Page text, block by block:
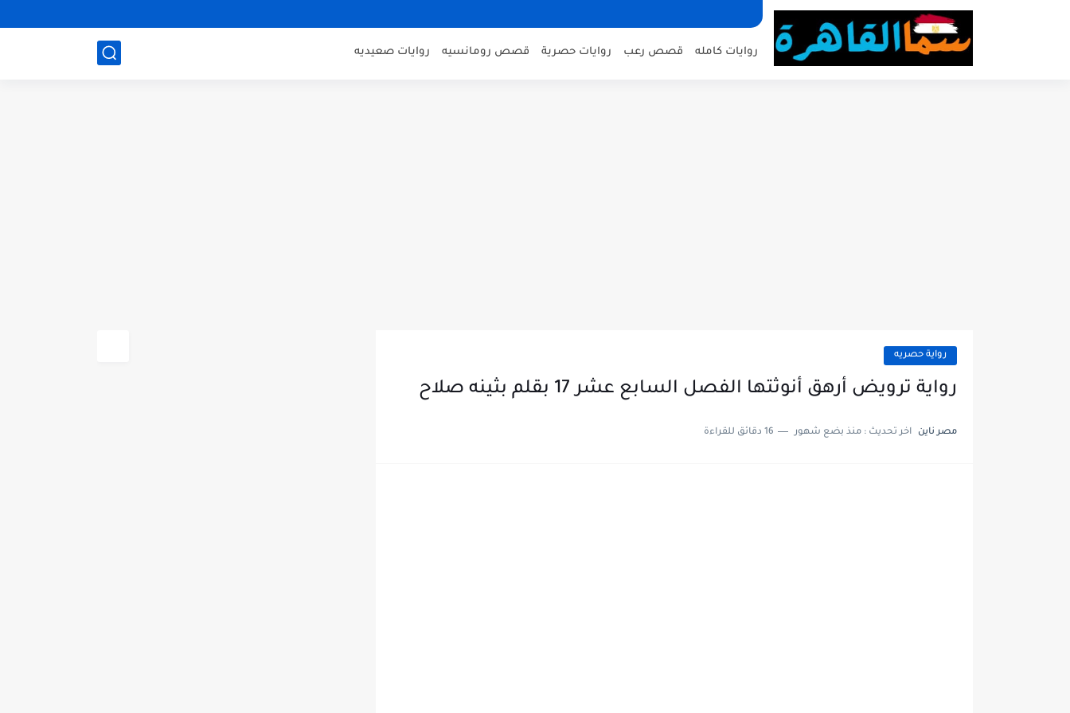
روايات كامله قصص رعب روايات حصرية قصص رومانسيه روايات صعيديه
رواية حصريه
رواية ترويض أرهق أنوثتها الفصل السابع عشر 17 بقلم بثينه صلاح
مصر ناين اخر تحديث : منذ بضع شهور 16 دقائق للقراءة